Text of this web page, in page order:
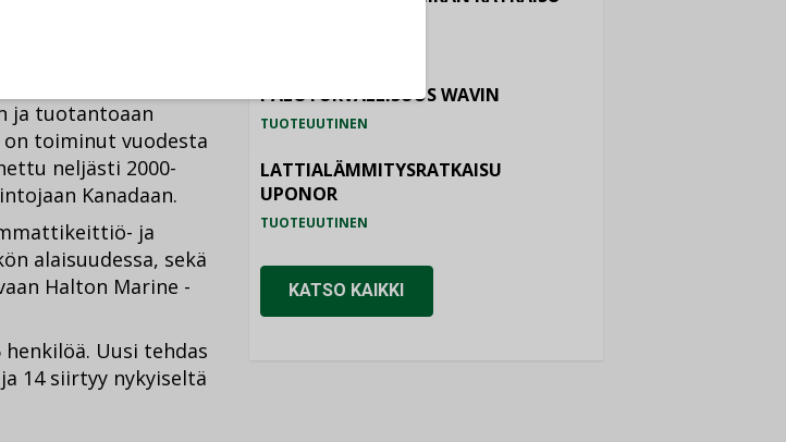
ja tuotantoaan
on toiminut vuodesta
neljästi 2000-
Kanadaan.
ja
alaisuudessa, sekä
Halton Marine -
Uusi tehdas
14 siirtyy nykyiseltä
PALOTURVALLISUUS WAVIN
TUOTEUUTINEN
LATTIALÄMMITYSRATKAISU
UPONOR
TUOTEUUTINEN
KATSO KAIKKI